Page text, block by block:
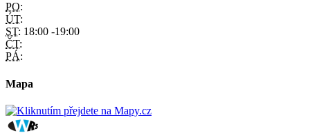
PO:
ÚT:
ST: 18:00 -19:00
ČT:
PÁ:
Mapa